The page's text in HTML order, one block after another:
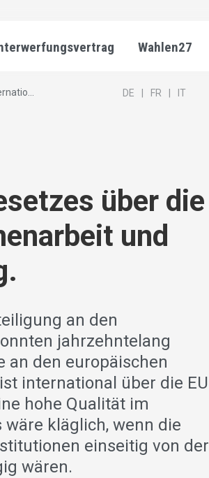
Wahlen27
DE FR IT
über die
und
an den
jahrzehntelang
an den europäischen
international über die EU
hohe Qualität im
kläglich, wenn die
einseitig von der
wären.